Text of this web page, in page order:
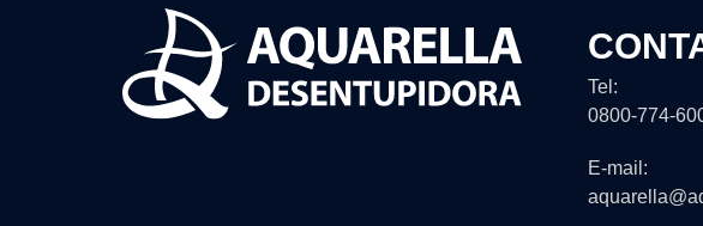
Tel:
0800-774-
E-mail: